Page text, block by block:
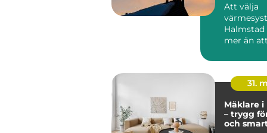
Att välja
mer än
31.
Mäklare i
– trygg
och